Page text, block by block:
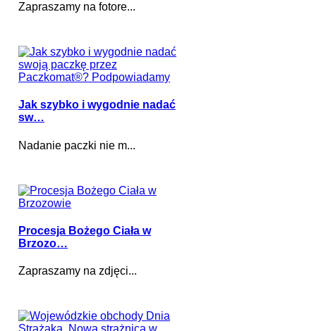
Zapraszamy na fotore...
Jak szybko i wygodnie nadać
sw…
Nadanie paczki nie m...
Procesja Bożego Ciała w
Brzozo…
Zapraszamy na zdjęci...